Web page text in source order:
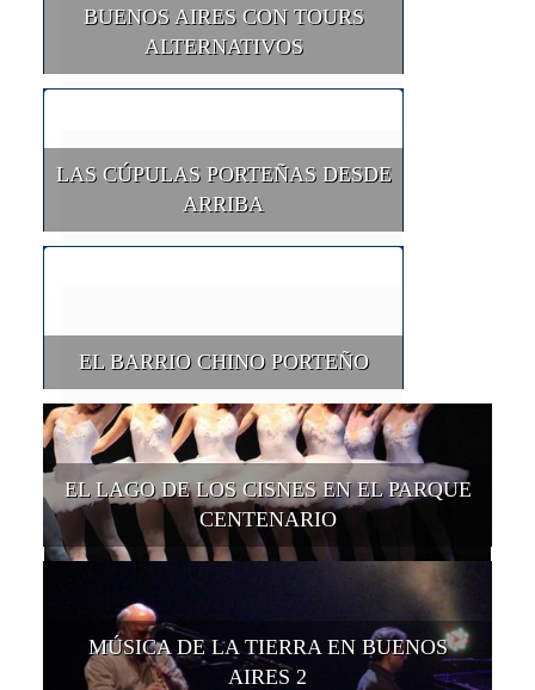
BUENOS AIRES CON TOURS
ALTERNATIVOS
LAS CÚPULAS PORTEÑAS DESDE
ARRIBA
EL BARRIO CHINO PORTEÑO
EL LAGO DE LOS CISNES EN EL PARQUE
CENTENARIO
MÚSICA DE LA TIERRA EN BUENOS
AIRES 2